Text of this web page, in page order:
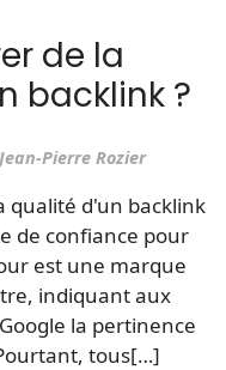
de la
backlink ?
Jean-Pierre Rozier
qualité d'un backlink
de confiance pour
est une marque
indiquant aux
la pertinence
tous[…]